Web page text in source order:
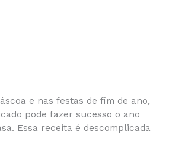
e nas festas de fim de ano,
pode fazer sucesso o ano
Essa receita é descomplicada